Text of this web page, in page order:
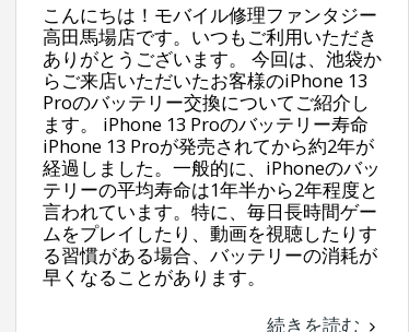
こんにちは！モバイル修理ファンタジー
高田馬場店です。いつもご利用いただき
ありがとうございます。 今回は、池袋か
らご来店いただいたお客様のiPhone 13
Proのバッテリー交換についてご紹介し
ます。 iPhone 13 Proのバッテリー寿命
iPhone 13 Proが発売されてから約2年が
経過しました。一般的に、iPhoneのバッ
テリーの平均寿命は1年半から2年程度と
言われています。特に、毎日長時間ゲー
ムをプレイしたり、動画を視聴したりす
る習慣がある場合、バッテリーの消耗が
早くなることがあります。
続きを読む